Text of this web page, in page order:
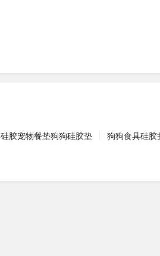
硅胶宠物餐垫狗狗硅胶垫 狗狗食具硅胶